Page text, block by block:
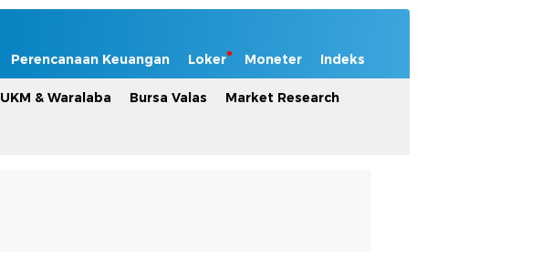
Perencanaan Keuangan Loker Moneter Indeks
UKM & Waralaba Bursa Valas Market Research